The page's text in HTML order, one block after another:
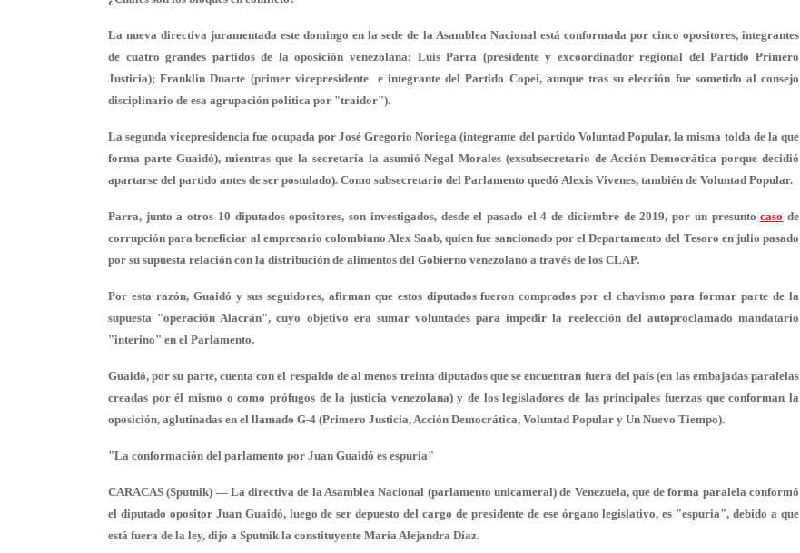
La nueva directiva juramentada este domingo en la sede de la Asamblea Nacional está conformada por cinco opositores, integrantes
de cuatro grandes partidos de la oposición venezolana: Luis Parra (presidente y excoordinador regional del Partido Primero
Justicia); Franklin Duarte (primer vicepresidente e integrante del Partido Copei, aunque tras su elección fue sometido al consejo
disciplinario de esa agrupación política por "traidor").
La segunda vicepresidencia fue ocupada por José Gregorio Noriega (integrante del partido Voluntad Popular, la misma tolda de la que
forma parte Guaidó), mientras que la secretaría la asumió Negal Morales (exsubsecretario de Acción Democrática porque decidió
apartarse del partido antes de ser postulado). Como subsecretario del Parlamento quedó Alexis Vivenes, también de Voluntad Popular.
Parra, junto a otros 10 diputados opositores, son investigados, desde el pasado el 4 de diciembre de 2019, por un presuntocaso de
corrupción para beneficiar al empresario colombiano Alex Saab, quien fue sancionado por el Departamento del Tesoro en julio pasado
por su supuesta relación con la distribución de alimentos del Gobierno venezolano a través de los CLAP.
Por esta razón, Guaidó y sus seguidores, afirman que estos diputados fueron comprados por el chavismo para formar parte de la
supuesta "operación Alacrán", cuyo objetivo era sumar voluntades para impedir la reelección del autoproclamado mandatario
"interino" en el Parlamento.
Guaidó, por su parte, cuenta con el respaldo de al menos treinta diputados que se encuentran fuera del país (en las embajadas paralelas
creadas por él mismo o como prófugos de la justicia venezolana) y de los legisladores de las principales fuerzas que conforman la
oposición, aglutinadas en el llamado G-4 (Primero Justicia, Acción Democrática, Voluntad Popular y Un Nuevo Tiempo).
"La conformación del parlamento por Juan Guaidó es espuria"
CARACAS (Sputnik) — La directiva de la Asamblea Nacional (parlamento unicameral) de Venezuela, que de forma paralela conformó
el diputado opositor Juan Guaidó, luego de ser depuesto del cargo de presidente de ese órgano legislativo, es "espuria", debido a que
está fuera de la ley, dijo a Sputnik la constituyente María Alejandra Díaz.